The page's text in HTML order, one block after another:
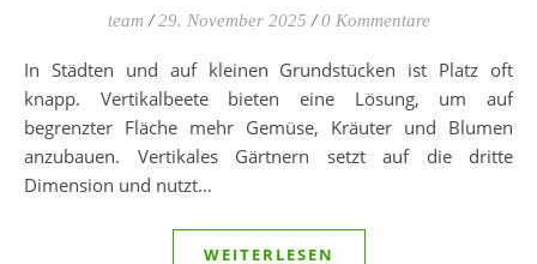
team / 29. November 2025 / 0 Kommentare
In Städten und auf kleinen Grundstücken ist Platz oft
knapp. Vertikalbeete bieten eine Lösung, um auf
begrenzter Fläche mehr Gemüse, Kräuter und Blumen
anzubauen. Vertikales Gärtnern setzt auf die dritte
Dimension und nutzt…
WEITERLESEN